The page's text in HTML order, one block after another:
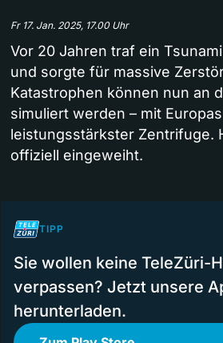
Fr 17. Jan. 2025, 17.00 Uhr
Vor 20 Jahren traf ein
und sorgte für massive
Katastrophen können nun an
simuliert werden – mit Europas
leistungsstärkster Zentrifuge.
offiziell eingeweiht.
TIPP
Sie wollen keine TeleZüri-
verpassen? Jetzt unsere
herunterladen.